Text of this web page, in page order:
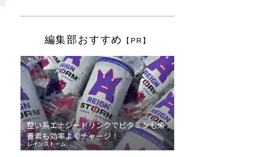
編集部おすすめ 【PR】
整い系エナジードリンクでビタミンも栄
養素も効率よくチャージ！
レインストーム